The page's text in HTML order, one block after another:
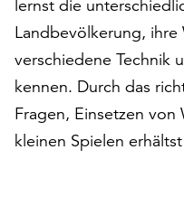
zu
akzeptieren.
Sie
können
Einverständnis
jederzeit
lernst die
Landbevölkerung, ihre
verschiedene Technik
kennen. Durch das
Fragen, Einsetzen
kleinen Spielen